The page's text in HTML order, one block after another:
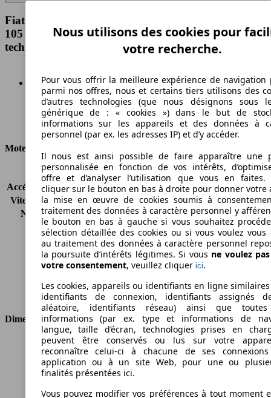
Fiat DOBLO CARGO FT MAXI 1.6 MULTIJET
105 750 KG EVOLUZIONE Spécifications
techniques
Diesel
Carburant
Moteur et Puissance
KW (CH)
77 kW (105 PS)
Accélération (0-100 km/h) -
Vitesse maximale (km/h) -
Nombre de vitesses
6
Couple
320 nm
Cylindrée
1598 ccm
Carburant
Diesel
Cylindres
4
Transmission
Boîte manuelle
Type de traction
Traction avant
Dimensions
Longueur
4756 mm
Hauteur
1880 mm
Largeur
1832 mm
Nous utilisons des cookies pour
votre recherche.
Pour vous offrir la meilleure expérience de navigation
parmi nos offres, nous et certains tiers utilisons des
d’autres technologies (que nous désignons sous
générique de : « cookies ») dans le but de
informations sur les appareils et des données à
personnel (par ex. les adresses IP) et d’y accéder.
Il nous est ainsi possible de faire apparaître une
personnalisée en fonction de vos intérêts,
offre et d’analyser l’utilisation que vous en faites.
cliquer sur le bouton en bas à droite pour donner votre
la mise en œuvre de cookies soumis à
traitement des données à caractère personnel y
le bouton en bas à gauche si vous souhaitez
sélection détaillée des cookies ou si vous voulez vous
au traitement des données à caractère personnel
la poursuite d’intérêts légitimes. Si vous ne voulez
votre consentement, veuillez cliquer ici.
Les cookies, appareils ou identifiants en ligne
identifiants de connexion, identifiants assignés
aléatoire, identifiants réseau) ainsi que
informations (par ex. type et informations de
langue, taille d’écran, technologies prises en
peuvent être conservés ou lus sur votre
reconnaître celui-ci à chacune de ses
application ou à un site Web, pour une ou
finalités présentées ici.
Vous pouvez modifier vos préférences à tout moment